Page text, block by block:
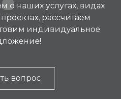
о наших услугах, видах
рассчитаем
индивидуальное
вопрос